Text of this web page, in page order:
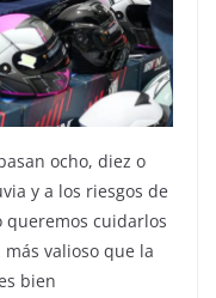
ocho, diez o
y a los riesgos de
queremos cuidarlos
valioso que la
bien